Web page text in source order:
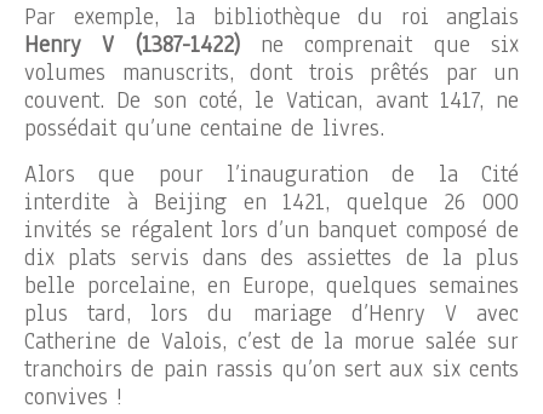
Par exemple, la bibliothèque du roi anglais
Henry V (1387-1422)ne comprenait que six
volumes manuscrits, dont trois prêtés par un
couvent. De son coté, le Vatican, avant 1417, ne
possédait qu’une centaine de livres.
Alors que pour l’inauguration de la Cité
interdite à Beijing en 1421, quelque 26 000
invités se régalent lors d’un banquet composé de
dix plats servis dans des assiettes de la plus
belle porcelaine, en Europe, quelques semaines
plus tard, lors du mariage d’Henry V avec
Catherine de Valois, c’est de la morue salée sur
tranchoirs de pain rassis qu’on sert aux six cents
convives !